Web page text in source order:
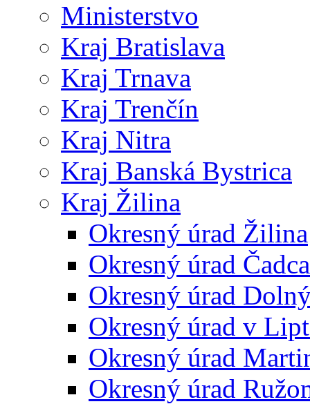
Ministerstvo
Kraj Bratislava
Kraj Trnava
Kraj Trenčín
Kraj Nitra
Kraj Banská Bystrica
Kraj Žilina
Okresný úrad Žilina
Okresný úrad Čadca
Okresný úrad
Okresný úrad v
Okresný úrad
Okresný úrad